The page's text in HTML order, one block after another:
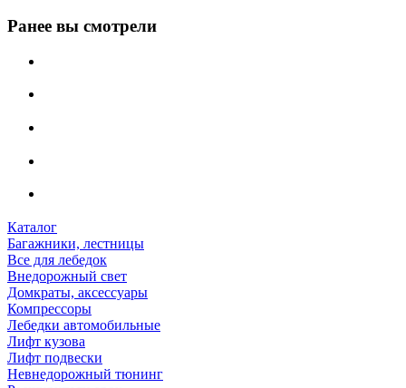
Ранее вы смотрели
Каталог
Багажники, лестницы
Все для лебедок
Внедорожный свет
Домкраты, аксессуары
Компрессоры
Лебедки автомобильные
Лифт кузова
Лифт подвески
Невнедорожный тюнинг